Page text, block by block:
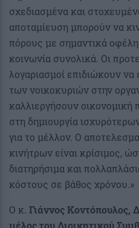
σχεδιασμένα και
αποταμίευση μπορούν να
πόρους με σημαντικά οφέλη
κοινωνία συνολικά. Οι
λογαριασμοί επιδιώκουν
των νοικοκυριών στην
καλλιεργήσουν οικονομική
στη δημιουργία
για το μέλλον. Ο
κινήτρων είναι κρίσιμος,
διατηρήσιμα και
κόστους σε βάθος χρόνου.»
Ο κ. Γιάννος Κοντόπουλος,
μέλος του Διοικητικού